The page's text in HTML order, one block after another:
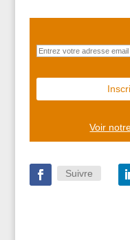
Voir
Suivre